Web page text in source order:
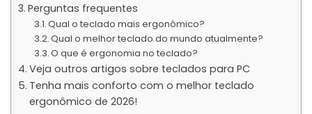
Perguntas frequentes
Qual o teclado mais ergonômico?
Qual o melhor teclado do mundo atualmente?
O que é ergonomia no teclado?
Veja outros artigos sobre teclados para PC
Tenha mais conforto com o melhor teclado
ergonômico de 2026!